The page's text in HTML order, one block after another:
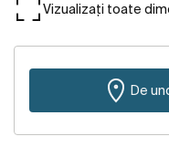
Vizualizați toate
De